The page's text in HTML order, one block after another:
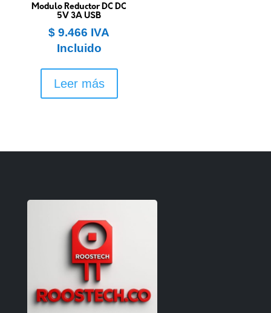
Modulo Reductor DC DC
5V 3A USB
$ 9.466 IVA
Incluido
Leer más